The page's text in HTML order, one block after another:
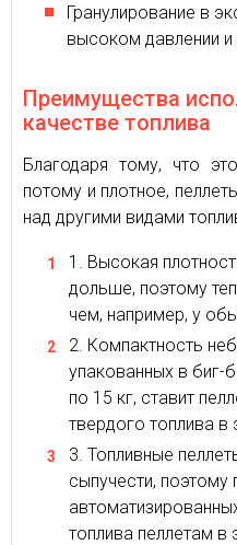
Гранулирование в
высоком давлении и
Преимущества
качестве топлива
Благодаря тому, что
потому и плотное,
над другими видами
Высокая
дольше, поэтому
чем, например, у
Компактность
упакованных в биг-
по 15 кг, ставит
твердого топлива в
Топливные
сыпучести, поэтому
топлива пеллетам в